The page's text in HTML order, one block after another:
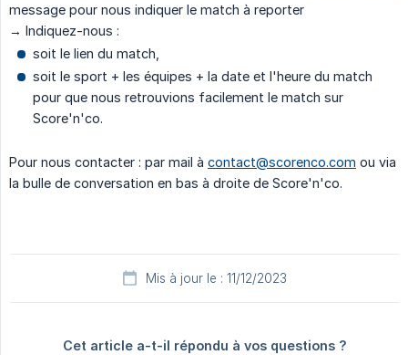
message pour nous indiquer le match à reporter
→ Indiquez-nous :
soit le lien du match,
soit le sport + les équipes + la date et l'heure du match
pour que nous retrouvions facilement le match sur
Score'n'co.
Pour nous contacter : par mail à contact@scorenco.com ou via
la bulle de conversation en bas à droite de Score'n'co.
Mis à jour le : 11/12/2023
Cet article a-t-il répondu à vos questions ?